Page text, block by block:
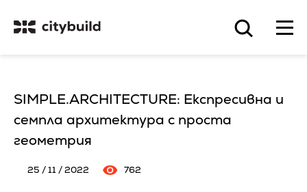
SIMPLE.ARCHITECTURE: Експресивна и
семпла архитектура с проста
геометрия
25 / 11 / 2022 762